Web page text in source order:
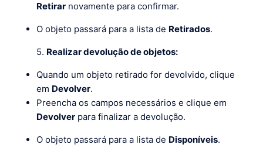
Retirar novamente para confirmar.
O objeto passará para a lista de Retirados.
5. Realizar devolução de objetos:
Quando um objeto retirado for devolvido, clique
em Devolver.
Preencha os campos necessários e clique em
Devolver para finalizar a devolução.
O objeto passará para a lista de Disponíveis.